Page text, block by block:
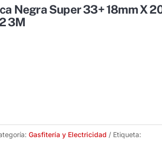
Negra Super 33+ 18mm X
3M
Gasfitería y Electricidad
Etiqueta: